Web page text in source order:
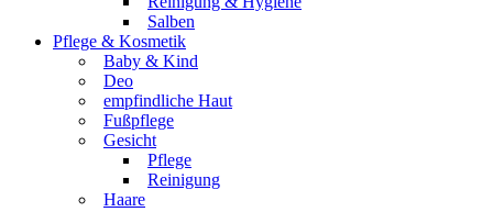
Salben
Pflege & Kosmetik
Baby & Kind
Deo
empfindliche Haut
Fußpflege
Gesicht
Pflege
Reinigung
Haare